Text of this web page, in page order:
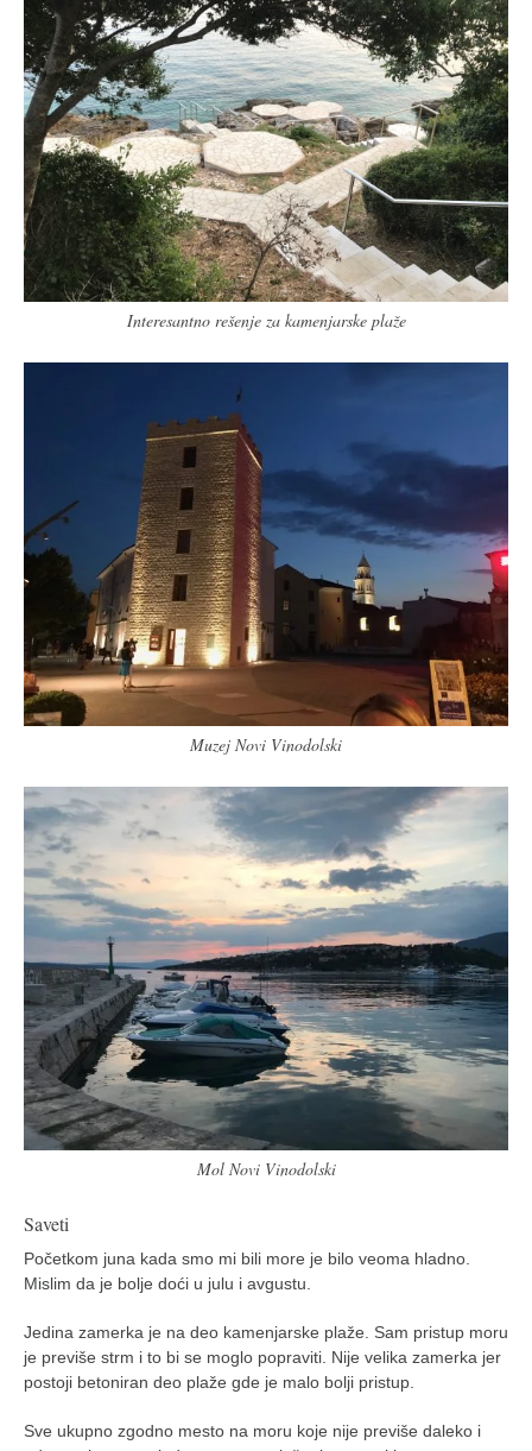
Interesantno rešenje za kamenjarske plaže
Muzej Novi Vinodolski
Mol Novi Vinodolski
Saveti
Početkom juna kada smo mi bili more je bilo veoma hladno.
Mislim da je bolje doći u julu i avgustu.
Jedina zamerka je na deo kamenjarske plaže. Sam pristup moru
je previše strm i to bi se moglo popraviti. Nije velika zamerka jer
postoji betoniran deo plaže gde je malo bolji pristup.
Sve ukupno zgodno mesto na moru koje nije previše daleko i